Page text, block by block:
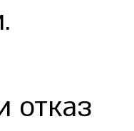
отказ